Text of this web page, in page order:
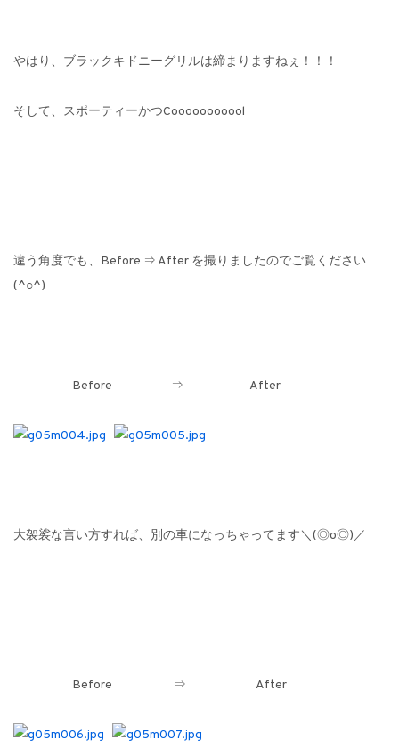
やはり、ブラックキドニーグリルは締まりますねぇ！！！
そして、スポーティーかつCooooooooool
違う角度でも、Before ⇒ After を撮りましたのでご覧ください
(^○^)
Before ⇒ After
大袈裟な言い方すれば、別の車になっちゃってます＼(◎o◎)／
Before ⇒ After